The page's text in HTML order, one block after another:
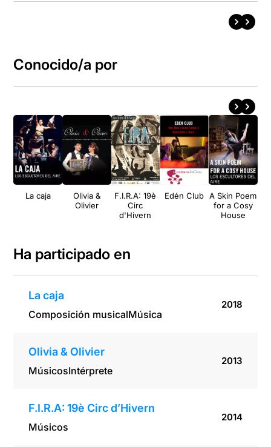
Conocido/a por
La caja
Olivia &
Olivier
F.I.R.A: 19è
Circ
d'Hivern
Edén Club A Skin Poem
for a Cosy
House
Ha participado en
La caja
Composición musicalMúsica
2018
Olivia & Olivier
MúsicosIntérprete
2013
F.I.R.A: 19è Circ d’Hivern
Músicos
2014